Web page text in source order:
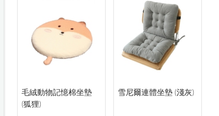
毛絨動物記憶棉坐墊
(狐狸)
雪尼爾連體坐墊 (淺灰)